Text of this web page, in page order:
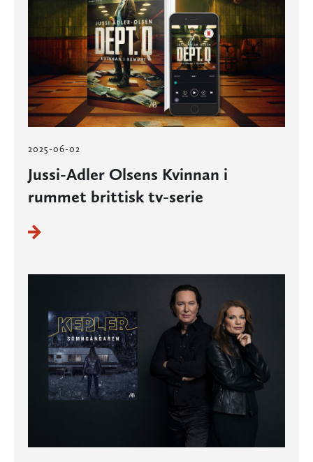
2025-06-02
Jussi-Adler Olsens Kvinnan i
rummet brittisk tv-serie